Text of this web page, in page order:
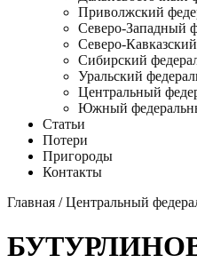
Приволжский
Северо-Западный
Северо-
Сибирский
Уральский
Центральный
Южный
Статьи
Потери
Пригороды
Контакты
Главная /Центральный